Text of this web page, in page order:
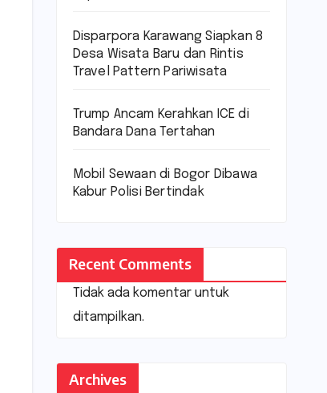
Disparpora Karawang Siapkan 8
Desa Wisata Baru dan Rintis
Travel Pattern Pariwisata
Trump Ancam Kerahkan ICE di
Bandara Dana Tertahan
Mobil Sewaan di Bogor Dibawa
Kabur Polisi Bertindak
Recent Comments
Tidak ada komentar untuk
ditampilkan.
Archives